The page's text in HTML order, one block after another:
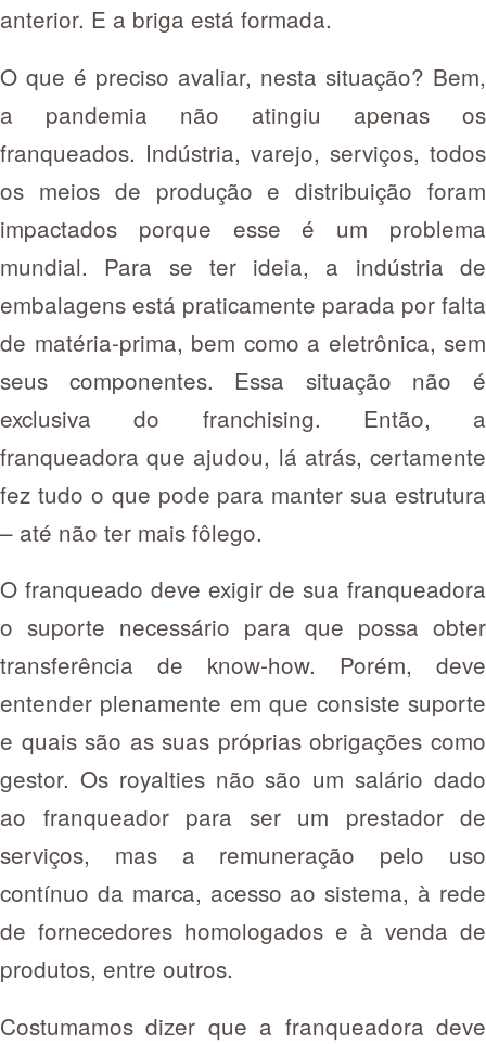
anterior. E a briga está formada.
O que é preciso avaliar, nesta situação? Bem,
a pandemia não atingiu apenas os
franqueados. Indústria, varejo, serviços, todos
os meios de produção e distribuição foram
impactados porque esse é um problema
mundial. Para se ter ideia, a indústria de
embalagens está praticamente parada por falta
de matéria-prima, bem como a eletrônica, sem
seus componentes. Essa situação não é
exclusiva do franchising. Então, a
franqueadora que ajudou, lá atrás, certamente
fez tudo o que pode para manter sua estrutura
– até não ter mais fôlego.
O franqueado deve exigir de sua franqueadora
o suporte necessário para que possa obter
transferência de know-how. Porém, deve
entender plenamente em que consiste suporte
e quais são as suas próprias obrigações como
gestor. Os royalties não são um salário dado
ao franqueador para ser um prestador de
serviços, mas a remuneração pelo uso
contínuo da marca, acesso ao sistema, à rede
de fornecedores homologados e à venda de
produtos, entre outros.
Costumamos dizer que a franqueadora deve